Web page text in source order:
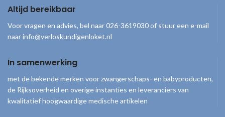
1 x Lister verbandschaar 14 cm
Altijd bereikbaar
Voor vragen en advies, bel naar 026-3619030 of stuur een e-mail
naar info@verloskundigenloket.nl
In samenwerking
met de bekende merken voor zwangerschaps- en babyproducten,
de Rijksoverheid en overige instanties en leveranciers van
kwalitatief hoogwaardige medische artikelen